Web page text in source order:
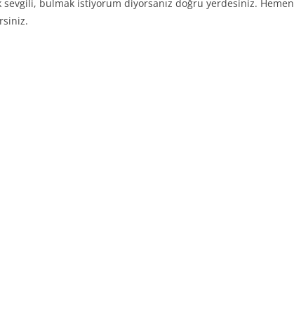
sevgili, bulmak istiyorum diyorsanız doğru yerdesiniz. Hemen